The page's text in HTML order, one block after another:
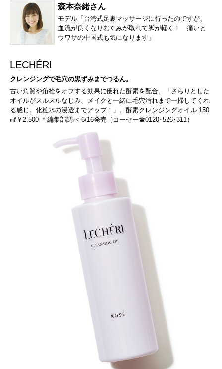
森本奈緒さん
モデル「台湾式足裏マッサージに行ったのですが、
血流が良くなりむくみが取れて脚が軽く！ 痛いと
ウワサの中国式も気になります」
LECHÉRI
クレンジングで毛穴の黒ずみまでつるん。
古い角質や角栓をオフする効果に優れた酵素を配合。「さらりとした
オイルがスルスルなじみ、メイクと一緒に毛穴汚れまで一掃してくれ
る感じ。化粧水の浸透までアップ！」。酵素クレンジングオイル 150
㎖￥2,500 ＊編集部調べ 6/16発売（コーセー☎0120･526･311）